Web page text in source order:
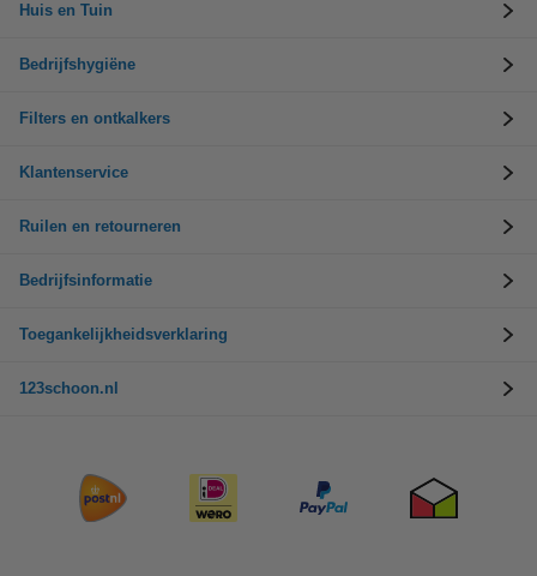
Huis en Tuin
Bedrijfshygiëne
Filters en ontkalkers
Klantenservice
Ruilen en retourneren
Bedrijfsinformatie
Toegankelijkheidsverklaring
123schoon.nl